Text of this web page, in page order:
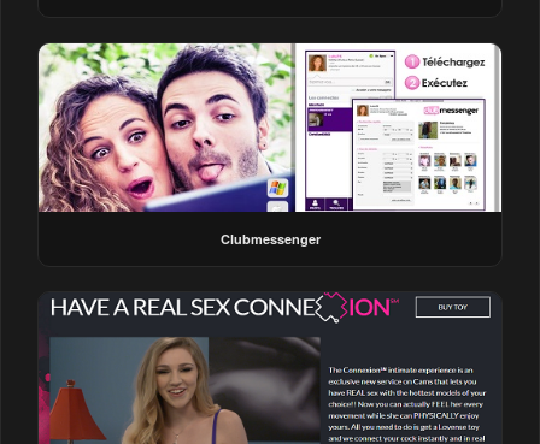
Clubmessenger